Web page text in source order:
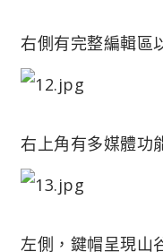
右側有完整編輯區
右上角有多媒體功
左側，鍵帽呈現山